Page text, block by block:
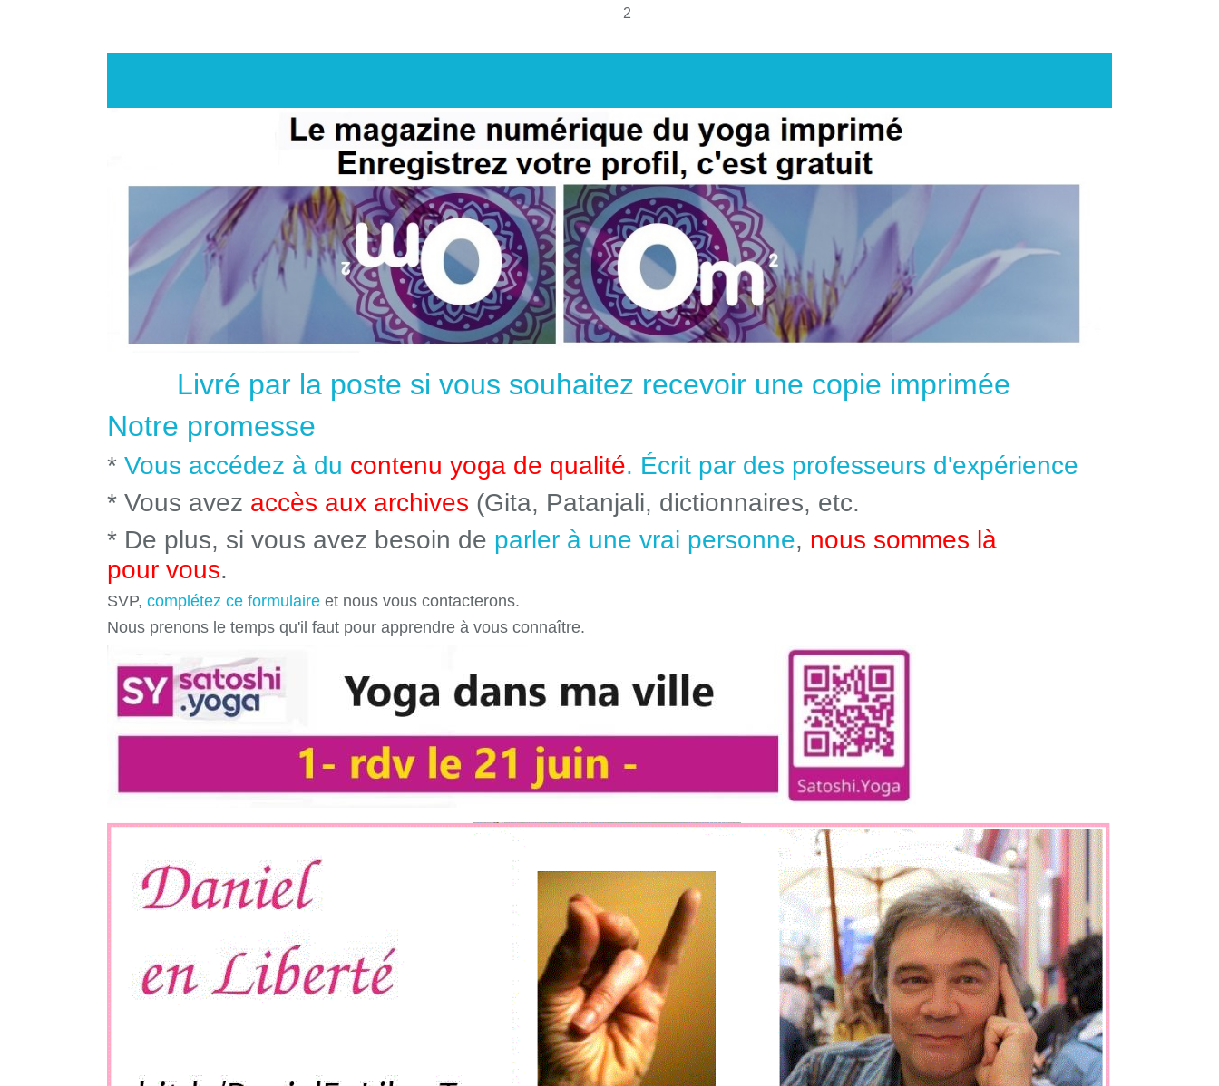
2
Livré par la poste si vous souhaitez recevoir une copie imprimée
Notre promesse
* Vous accédez à du contenu yoga de qualité. Écrit par des professeurs d'expérience
* Vous avez accès aux archives (Gita, Patanjali, dictionnaires, etc.
* De plus, si vous avez besoin de parler à une vrai personne, nous sommes là
pour vous.
SVP, complétez ce formulaire et nous vous contacterons.
Nous prenons le temps qu'il faut pour apprendre à vous connaître.